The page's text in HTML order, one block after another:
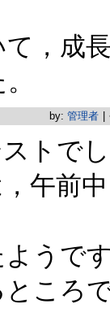
，成
by: 管理者
トで
午前
うで
ところ